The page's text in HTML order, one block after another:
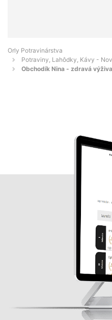
Orly Potravinárstva
Potraviny, Lahôdky, Kávy -
Obchodík Nina - zdravá výživa